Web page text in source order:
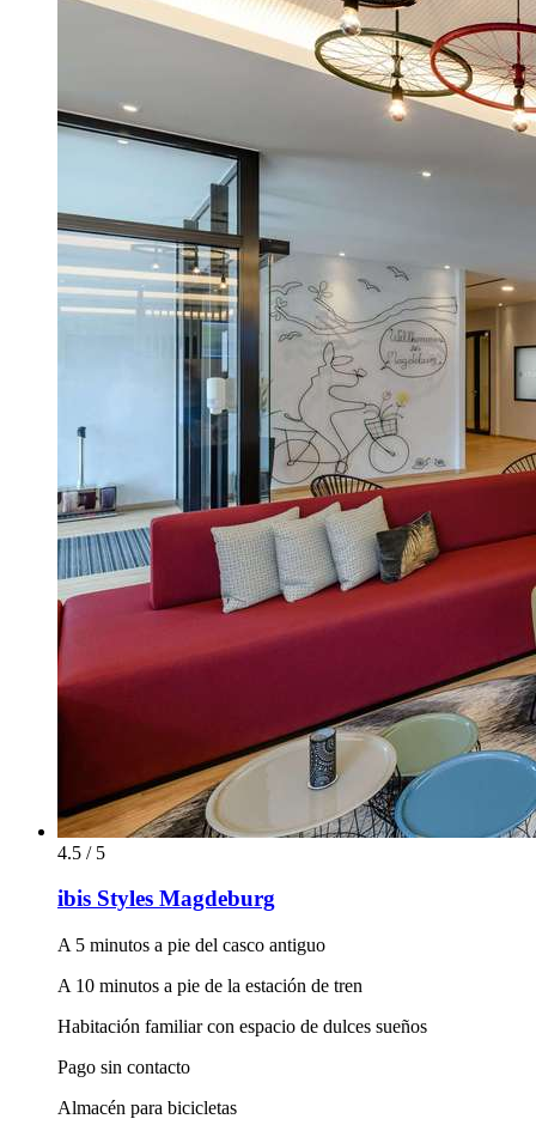
4.5 / 5
ibis Styles Magdeburg
A 5 minutos a pie del casco antiguo
A 10 minutos a pie de la estación de tren
Habitación familiar con espacio de dulces sueños
Pago sin contacto
Almacén para bicicletas